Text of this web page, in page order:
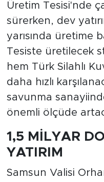
Üretim Tesisi'nde
sürerken, dev
yarısında üretime
Tesiste üretilecek
hem Türk Silahlı
daha hızlı
savunma
önemli ölçüde
1,5 MİLYAR
YATIRIM
Samsun Valisi